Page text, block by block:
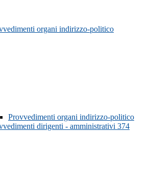
organi indirizzo-politico
Provvedimenti organi indirizzo-politico
dirigenti - amministrativi 374